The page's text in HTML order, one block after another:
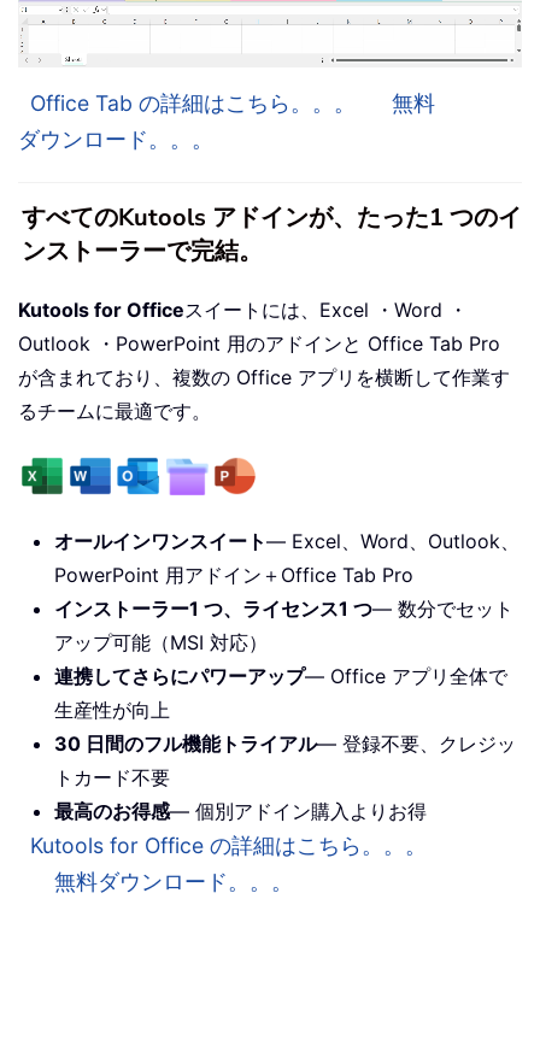
Office Tab の詳細はこちら。。。
無料
ダウンロード。。。
すべてのKutools アドインが、たった1 つのイ
ンストーラーで完結。
Kutools for Officeスイートには、Excel ・Word ・
Outlook ・PowerPoint 用のアドインと Office Tab Pro
が含まれており、複数の Office アプリを横断して作業す
るチームに最適です。
オールインワンスイート— Excel、Word、Outlook、
PowerPoint 用アドイン＋Office Tab Pro
インストーラー1 つ、ライセンス1 つ— 数分でセット
アップ可能（MSI 対応）
連携してさらにパワーアップ— Office アプリ全体で
生産性が向上
30 日間のフル機能トライアル— 登録不要、クレジッ
トカード不要
最高のお得感— 個別アドイン購入よりお得
Kutools for Office の詳細はこちら。。。
無料ダウンロード。。。